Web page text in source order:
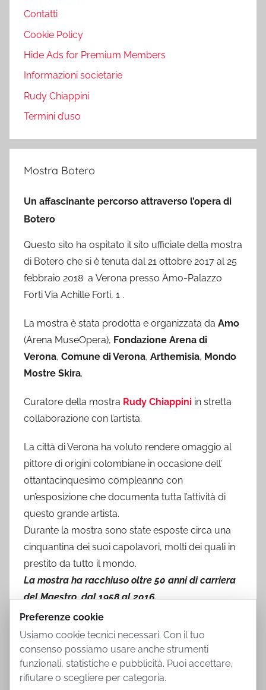
Contatti
Cookie Policy
Hide Ads for Premium Members
Informazioni societarie
Rudy Chiappini
Termini d’uso
Mostra Botero
Un affascinante percorso attraverso l’opera di
Botero
Questo sito ha ospitato il sito ufficiale della mostra
di Botero che si è tenuta dal 21 ottobre 2017 al 25
febbraio 2018 a Verona presso Amo-Palazzo
Forti Via Achille Forti, 1 .
La mostra è stata prodotta e organizzata da Amo
(Arena MuseOpera), Fondazione Arena di
Verona, Comune di Verona, Arthemisia, Mondo
Mostre Skira.
Curatore della mostra Rudy Chiappini in stretta
collaborazione con l’artista.
La città di Verona ha voluto rendere omaggio al
pittore di origini colombiane in occasione dell’
ottantacinquesimo compleanno con
un’esposizione che documenta tutta l’attività di
questo grande artista.
Durante la mostra sono state esposte circa una
cinquantina dei suoi capolavori, molti dei quali in
prestito da tutto il mondo.
La mostra ha racchiuso oltre 50 anni di carriera
del Maestro, dal 1958 al 2016.
Preferenze cookie
Usiamo cookie tecnici necessari. Con il tuo
consenso possiamo usare anche strumenti
funzionali, statistiche e pubblicità. Puoi accettare,
rifiutare o scegliere per categoria.